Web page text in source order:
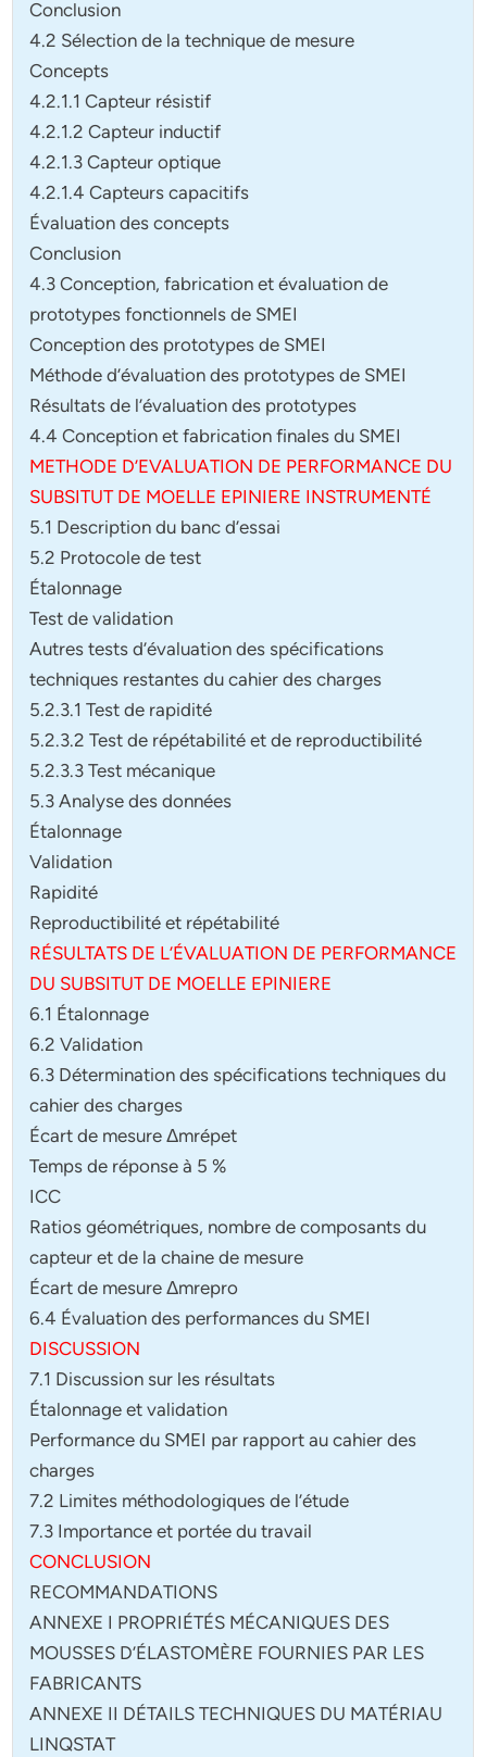
Conclusion
4.2 Sélection de la technique de mesure
Concepts
4.2.1.1 Capteur résistif
4.2.1.2 Capteur inductif
4.2.1.3 Capteur optique
4.2.1.4 Capteurs capacitifs
Évaluation des concepts
Conclusion
4.3 Conception, fabrication et évaluation de
prototypes fonctionnels de SMEI
Conception des prototypes de SMEI
Méthode d’évaluation des prototypes de SMEI
Résultats de l’évaluation des prototypes
4.4 Conception et fabrication finales du SMEI
METHODE D’EVALUATION DE PERFORMANCE DU
SUBSITUT DE MOELLE EPINIERE INSTRUMENTÉ
5.1 Description du banc d’essai
5.2 Protocole de test
Étalonnage
Test de validation
Autres tests d’évaluation des spécifications
techniques restantes du cahier des charges
5.2.3.1 Test de rapidité
5.2.3.2 Test de répétabilité et de reproductibilité
5.2.3.3 Test mécanique
5.3 Analyse des données
Étalonnage
Validation
Rapidité
Reproductibilité et répétabilité
RÉSULTATS DE L’ÉVALUATION DE PERFORMANCE
DU SUBSITUT DE MOELLE EPINIERE
6.1 Étalonnage
6.2 Validation
6.3 Détermination des spécifications techniques du
cahier des charges
Écart de mesure Δmrépet
Temps de réponse à 5 %
ICC
Ratios géométriques, nombre de composants du
capteur et de la chaine de mesure
Écart de mesure Δmrepro
6.4 Évaluation des performances du SMEI
DISCUSSION
7.1 Discussion sur les résultats
Étalonnage et validation
Performance du SMEI par rapport au cahier des
charges
7.2 Limites méthodologiques de l’étude
7.3 Importance et portée du travail
CONCLUSION
RECOMMANDATIONS
ANNEXE I PROPRIÉTÉS MÉCANIQUES DES
MOUSSES D’ÉLASTOMÈRE FOURNIES PAR LES
FABRICANTS
ANNEXE II DÉTAILS TECHNIQUES DU MATÉRIAU
LINQSTAT